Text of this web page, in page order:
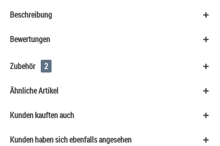
Beschreibung
Bewertungen
Zubehör 2
Ähnliche Artikel
Kunden kauften auch
Kunden haben sich ebenfalls angesehen